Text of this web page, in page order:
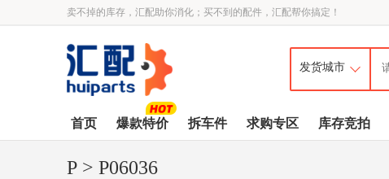
卖不掉的库存，汇配助你消化；买不到的配件，汇配帮你搞定！
首页 爆款特价 拆车件 求购专区 库存竞拍
P > P06036